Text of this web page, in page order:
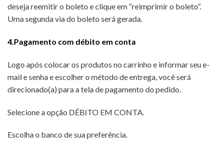
deseja reemitir o boleto e clique em “reimprimir o boleto”.
Uma segunda via do boleto será gerada.
4.Pagamento com débito em conta
Logo após colocar os produtos no carrinho e informar seu e-
mail e senha e escolher o método de entrega, você será
direcionado(a) para a tela de pagamento do pedido.
Selecione a opção DÉBITO EM CONTA.
Escolha o banco de sua preferência.